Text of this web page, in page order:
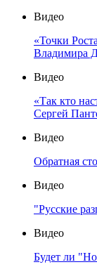
Видео
«Точки
Владимира
Видео
«Так кто
Сергей
Видео
Обратная
Видео
"Русские
Видео
Будет ли